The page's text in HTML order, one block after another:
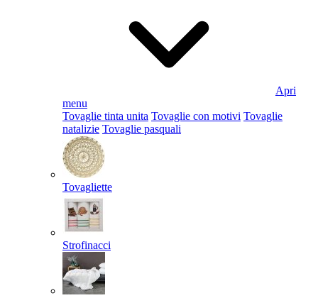
Apri
menu
Tovaglie tinta unita Tovaglie con motivi Tovaglie
natalizie Tovaglie pasquali
Tovagliette
Strofinacci